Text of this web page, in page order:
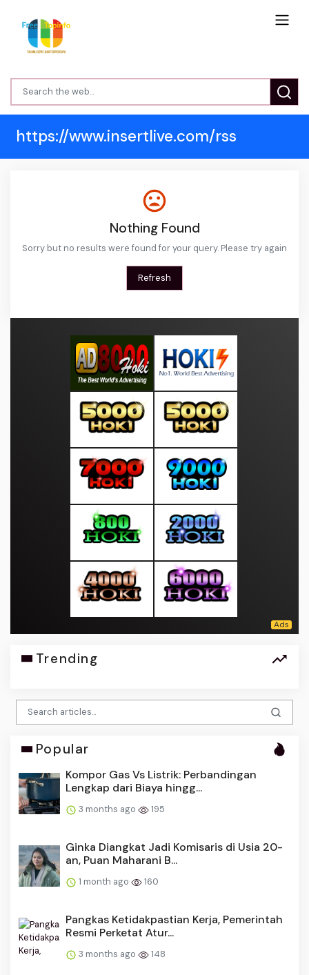
https://www.insertlive.com/rss
Nothing Found
Sorry but no results were found for your query. Please try again
Refresh
Trending
Popular
Kompor Gas Vs Listrik: Perbandingan
Lengkap dari Biaya hingg...
3 months ago 195
Ginka Diangkat Jadi Komisaris di Usia 20-
an, Puan Maharani B...
1 month ago 160
Pangkas Ketidakpastian Kerja, Pemerintah
Resmi Perketat Atur...
3 months ago 148